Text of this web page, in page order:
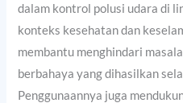
dalam kontrol polusi udara di
konteks kesehatan dan
membantu menghindari
berbahaya yang dihasilkan
Penggunaannya juga